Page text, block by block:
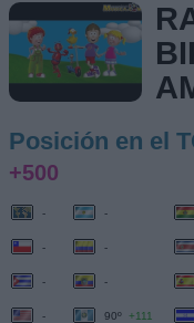
Posición en el
+500
- -
- -
- -
- 90º +111